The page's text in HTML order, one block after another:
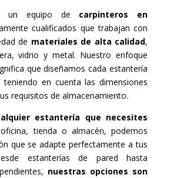
un equipo de carpinteros en
cualificados que trabajan con
de materiales de alta calidad,
vidrio y metal. Nuestro enfoque
que diseñamos cada estantería
en cuenta las dimensiones
requisitos de almacenamiento.
estantería que necesites
tienda o almacén, podemos
que se adapte perfectamente a tus
estanterías de pared hasta
nuestras opciones son